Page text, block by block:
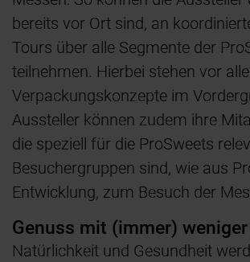
bereits vor Ort sind, an
Tours über alle Segmente der
teilnehmen. Hierbei stehen vor
Verpackungskonzepte im
Aussteller können zudem ihre
die speziell für die ProSweets
Besuchergruppen sind, wie aus
Entwicklung, zum Besuch der
Genuss mit (immer)
Natürlichkeit und Gesundheit